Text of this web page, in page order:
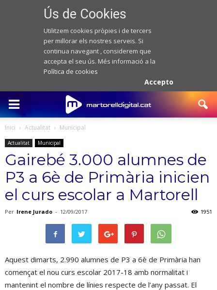
Ús de Cookies
Utilitzem cookies pròpies i de tercers
per millorar els nostres serveis. Si
continua navegant , considerem que
accepta el seu ús. Més informació a la
Política de cookies
Accepto
Inici Actualitat Municipal
Actualitat Municipal
Gairebé 3.000 alumnes de
P3 a 6è de Primària inicien
el curs escolar a Martorell
Per Irene Jurado - 12/09/2017 1951
Aquest dimarts, 2.990 alumnes de P3 a 6è de Primària han
començat el nou curs escolar 2017-18 amb normalitat i
mantenint el nombre de línies respecte de l’any passat. El